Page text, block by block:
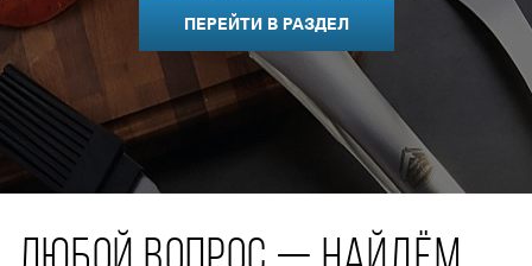
ПЕРЕЙТИ В РАЗДЕЛ